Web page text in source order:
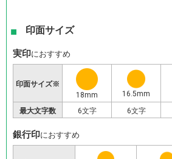
印面サイズ
実印におすすめ
印面サイズ※
18mm
16.5mm
最大文字数
6文字 6文字
銀行印におすすめ